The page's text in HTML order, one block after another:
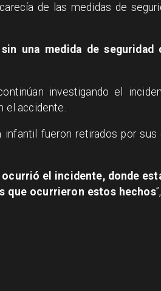
de las medidas de
una medida de seguridad
investigando el
el accidente.
infantil fueron retirados por
el incidente, donde
que ocurrieron estos hechos